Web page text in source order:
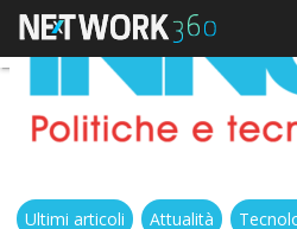
Ultimi articoli Attualità